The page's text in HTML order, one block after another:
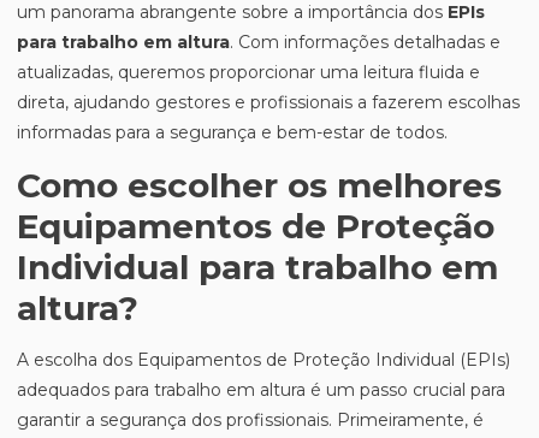
um panorama abrangente sobre a importância dos EPIs
para trabalho em altura. Com informações detalhadas e
atualizadas, queremos proporcionar uma leitura fluida e
direta, ajudando gestores e profissionais a fazerem escolhas
informadas para a segurança e bem-estar de todos.
Como escolher os melhores
Equipamentos de Proteção
Individual para trabalho em
altura?
A escolha dos Equipamentos de Proteção Individual (EPIs)
adequados para trabalho em altura é um passo crucial para
garantir a segurança dos profissionais. Primeiramente, é